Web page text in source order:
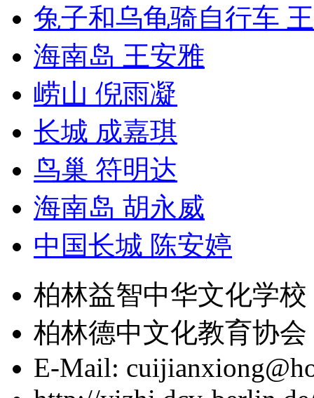
兔子和乌龟骑自行车
海南岛 王安雅
崂山 倪雨凝
长城 成嘉琪
鸟巢 符明达
海南岛 胡永威
中国长城 陈安婷
柏林益智中华文化学校
柏林德中文化教育协会
E-Mail: